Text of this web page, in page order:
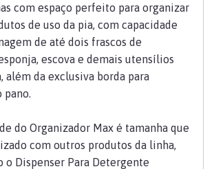
com espaço perfeito para organizar
de uso da pia, com capacidade
de até dois frascos de
escova e demais utensílios
além da exclusiva borda para
pano.
do Organizador Max é tamanha que
com outros produtos da linha,
o Dispenser Para Detergente